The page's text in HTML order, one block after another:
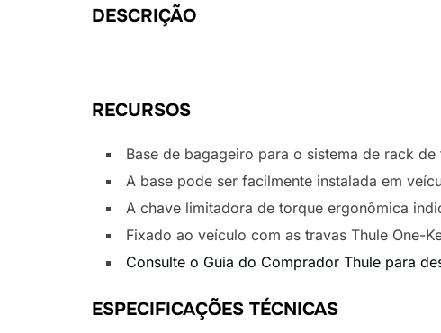
DESCRIÇÃO
RECURSOS
Base de bagageiro para o sistema de rack de
A base pode ser facilmente instalada em
A chave limitadora de torque ergonômica
Fixado ao veículo com as travas Thule One-
Consulte o Guia do Comprador Thule para
ESPECIFICAÇÕES TÉCNICAS